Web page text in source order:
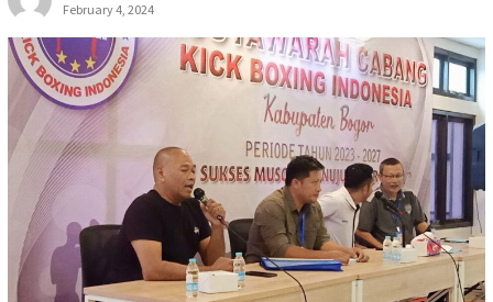
February 4, 2024